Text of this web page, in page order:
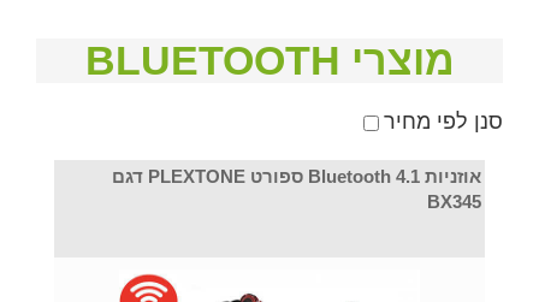
מוצרי BLUETOOTH
סנן לפי מחיר
אוזניות Bluetooth 4.1 ספורט PLEXTONE דגם
BX345